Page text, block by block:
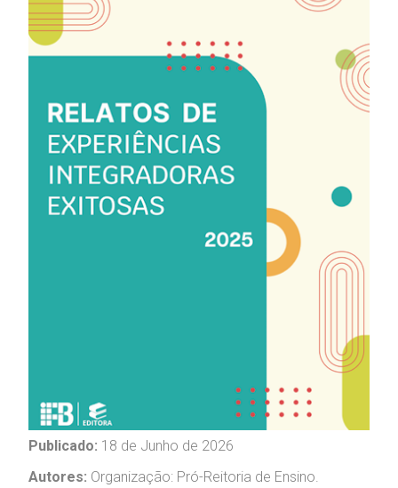
Publicado: 18 de Junho de 2026
Autores: Organização: Pró-Reitoria de Ensino.